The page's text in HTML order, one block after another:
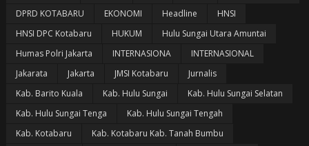
DPRD KOTABARU
EKONOMI Headline
HNSI
HNSI DPC Kotabaru
HUKUM
Hulu Sungai Utara Amuntai
Humas Polri Jakarta
INTERNASIONA
INTERNASIONAL
Jakarata
Jakarta JMSI Kotabaru
Jurnalis
Kab. Barito Kuala
Kab. Hulu Sungai
Kab. Hulu Sungai Selatan
Kab. Hulu Sungai Tenga
Kab. Hulu Sungai Tengah
Kab. Kotabaru
Kab. Kotabaru Kab. Tanah Bumbu